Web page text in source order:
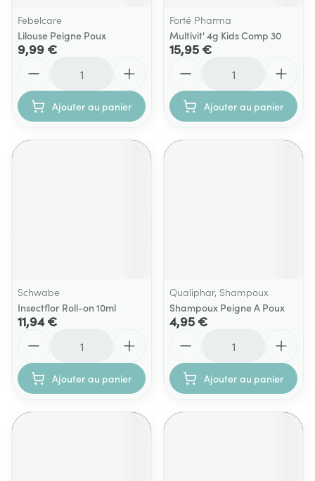
Febelcare
Lilouse Peigne Poux
9,99 €
Ajouter au panier
Forté Pharma
Multivit' 4g Kids Comp 30
15,95 €
Ajouter au panier
Schwabe
Insectflor Roll-on 10ml
11,94 €
Ajouter au panier
Qualiphar, Shampoux
Shampoux Peigne A Poux
4,95 €
Ajouter au panier